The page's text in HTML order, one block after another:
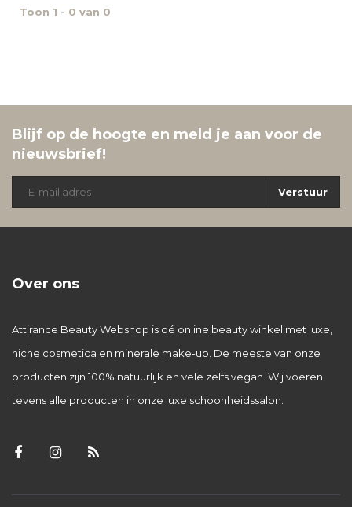
Toon 1 - 0 van 0
Blijf op de hoogte en meld je aan voor de
nieuwsbrief!
Verstuur
Over ons
Attirance Beauty Webshop is dé online beauty winkel met luxe,
niche cosmetica en minerale make-up. De meeste van onze
producten zijn 100% natuurlijk en vele zelfs vegan. Wij voeren
tevens alle producten in onze luxe schoonheidssalon.